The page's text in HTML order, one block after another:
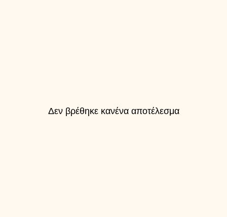
Δεν βρέθηκε κανένα αποτέλεσμα